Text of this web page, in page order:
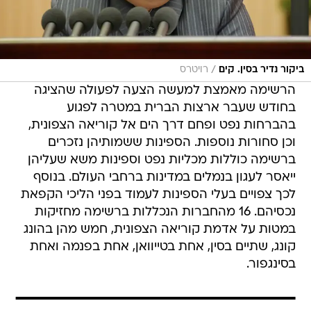
ביקור נדיר בסין. קים / רויטרס
הרשימה מאמצת למעשה הצעה לפעולה שהציגה
בחודש שעבר ארצות הברית במטרה לפגוע
בהברחות נפט ופחם דרך הים אל קוריאה הצפונית,
וכן סחורות נוספות. הספינות ששמותיהן נזכרים
ברשימה כוללות מכליות נפט וספינות משא שעליהן
ייאסר לעגון בנמלים במדינות ברחבי העולם. בנוסף
לכך צפויים בעלי הספינות לעמוד בפני הליכי הקפאת
נכסיהם. 16 מהחברות הנכללות ברשימה מחזיקות
במטות על אדמת קוריאה הצפונית, חמש מהן בהונג
קונג, שתיים בסין, אחת בטייוואן, אחת בפנמה ואחת
בסינגפור.